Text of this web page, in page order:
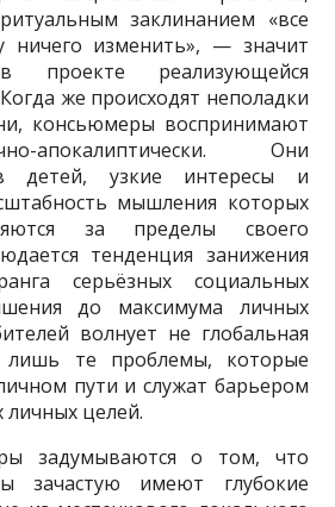
заклинанием «все
ничего изменить», — значит
в проекте реализующейся
же происходят неполадки
консьюмеры воспринимают
апокалиптически. Они
детей, узкие интересы и
мышления которых
за пределы своего
тенденция занижения
серьёзных социальных
до максимума личных
волнует не глобальная
лишь те проблемы, которые
пути и служат барьером
личных целей.
задумываются о том, что
зачастую имеют глубокие